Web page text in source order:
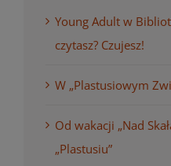
Young Adult w
czytasz? Czujesz!
W „Plastusiowym
Od wakacji „Nad
„Plastusiu”